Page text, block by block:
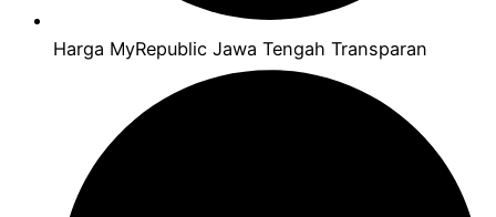
Harga MyRepublic Jawa Tengah Transparan